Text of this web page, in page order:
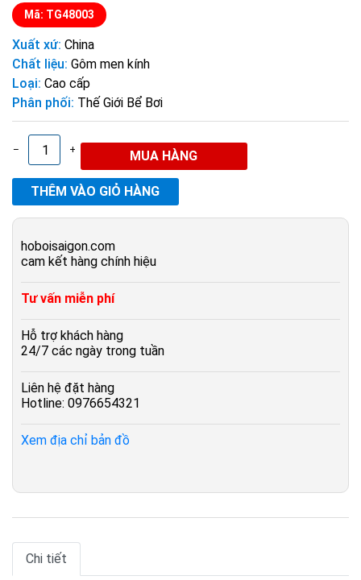
Mã: TG48003
Xuất xứ: China
Chất liệu: Gôm men kính
Loại: Cao cấp
Phân phối: Thế Giới Bể Bơi
– +
hoboisaigon.com
cam kết hàng chính hiệu
Tư vấn miễn phí
Hỗ trợ khách hàng
24/7 các ngày trong tuần
Liên hệ đặt hàng
Hotline: 0976654321
Xem địa chỉ bản đồ
Chi tiết